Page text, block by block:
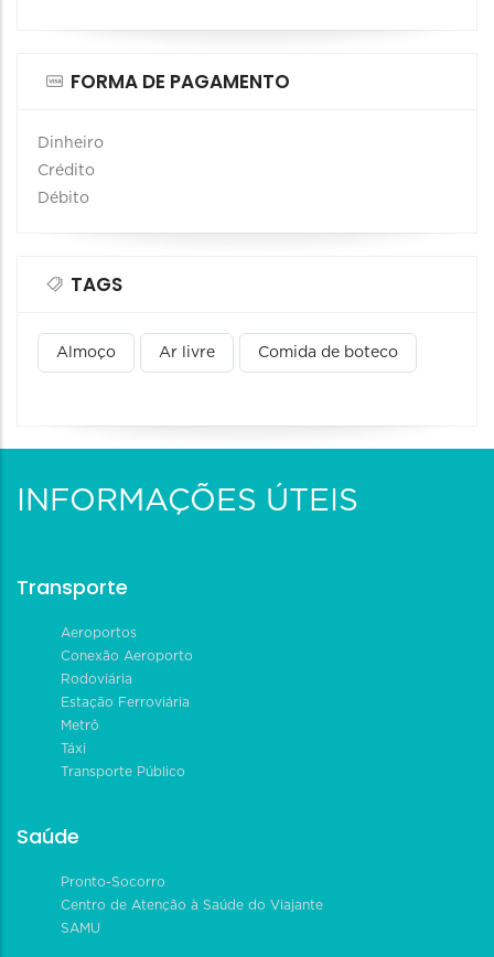
FORMA DE PAGAMENTO
Dinheiro
Crédito
Débito
TAGS
Almoço Ar livre Comida de boteco
INFORMAÇÕES ÚTEIS
Transporte
Aeroportos
Conexão Aeroporto
Rodoviária
Estação Ferroviária
Metrô
Táxi
Transporte Público
Saúde
Pronto-Socorro
Centro de Atenção à Saúde do Viajante
SAMU